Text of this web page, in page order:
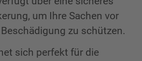
um Ihre Sachen vor
zu schützen.
sich perfekt für die